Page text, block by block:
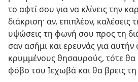
το αφτί σου γιανα κλίνεις την
διάκριση· αν, επιπλέον, καλέσεις
υψώσεις τη φωνή σου προς τη
σαν ασήμι και ερευνάς για αυτήν
κρυμμένους θησαυρούς, τότε θα
φόβο του Ιεχωβά και θα βρεις